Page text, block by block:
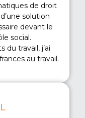
de droit
solution
devant le
social.
du travail, j’ai
au travail.